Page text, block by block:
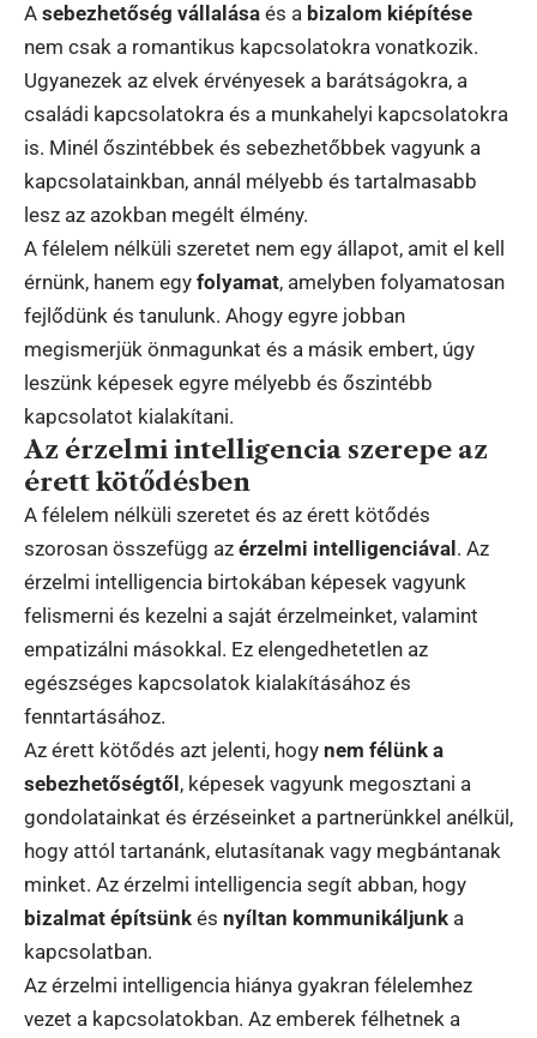
A sebezhetőség vállalása és a bizalom kiépítése
nem csak a romantikus kapcsolatokra vonatkozik.
Ugyanezek az elvek érvényesek a barátságokra, a
családi kapcsolatokra és a munkahelyi kapcsolatokra
is. Minél őszintébbek és sebezhetőbbek vagyunk a
kapcsolatainkban, annál mélyebb és tartalmasabb
lesz az azokban megélt élmény.
A félelem nélküli szeretet nem egy állapot, amit el kell
érnünk, hanem egy folyamat, amelyben folyamatosan
fejlődünk és tanulunk. Ahogy egyre jobban
megismerjük önmagunkat és a másik embert, úgy
leszünk képesek egyre mélyebb és őszintébb
kapcsolatot kialakítani.
Az érzelmi intelligencia szerepe az
érett kötődésben
A félelem nélküli szeretet és az érett kötődés
szorosan összefügg az érzelmi intelligenciával . Az
érzelmi intelligencia birtokában képesek vagyunk
felismerni és kezelni a saját érzelmeinket, valamint
empatizálni másokkal. Ez elengedhetetlen az
egészséges kapcsolatok kialakításához és
fenntartásához.
Az érett kötődés azt jelenti, hogy nem félünk a
sebezhetőségtől , képesek vagyunk megosztani a
gondolatainkat és érzéseinket a partnerünkkel anélkül,
hogy attól tartanánk, elutasítanak vagy megbántanak
minket. Az érzelmi intelligencia segít abban, hogy
bizalmat építsünk és nyíltan kommunikáljunk a
kapcsolatban.
Az érzelmi intelligencia hiánya gyakran félelemhez
vezet a kapcsolatokban. Az emberek félhetnek a